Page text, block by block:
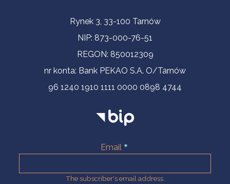
Contact InformationRynek 3, 33-100 Tarnów
NIP: 873-000-76-51
REGON: 850012309
nr konta: Bank PEKAO S.A. O/Tarnów
96 1240 1910 1111 0000 0898 4744
Email
The subscriber's email address.